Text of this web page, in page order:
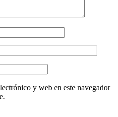
y web en este navegador